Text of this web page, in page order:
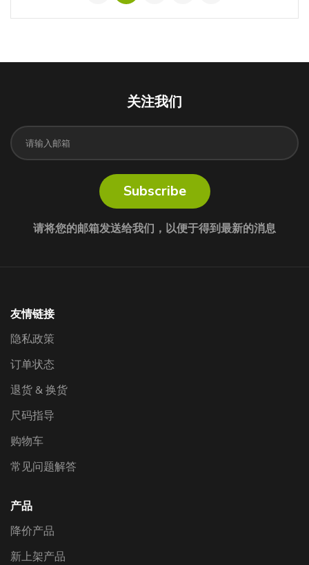
关注我们
Subscribe
请将您的邮箱发送给我们，以便于得到最新的消息
友情链接
隐私政策
订单状态
退货 & 换货
尺码指导
购物车
常见问题解答
产品
降价产品
新上架产品